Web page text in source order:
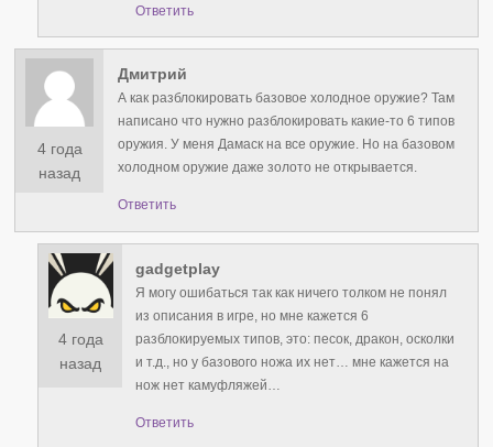
Ответить
4 года
назад
Дмитрий
А как разблокировать базовое холодное оружие? Там
написано что нужно разблокировать какие-то 6 типов
оружия. У меня Дамаск на все оружие. Но на базовом
холодном оружие даже золото не открывается.
Ответить
4 года
назад
gadgetplay
Я могу ошибаться так как ничего толком не понял
из описания в игре, но мне кажется 6
разблокируемых типов, это: песок, дракон, осколки
и т.д., но у базового ножа их нет… мне кажется на
нож нет камуфляжей…
Ответить